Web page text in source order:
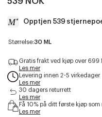
Opptjen 539
a
c
s
b
i
Størrelse:30 ML
Gratis frakt ved kjøp over
Les mer
Levering innen 2-5 virkedager
Les mer
30 dagers returrett
Les mer
Få 10% på ditt første kjøp
Les mer